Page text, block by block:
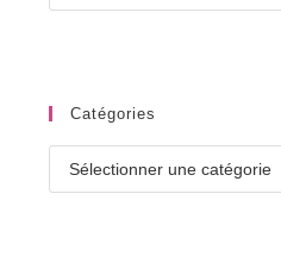
Catégories